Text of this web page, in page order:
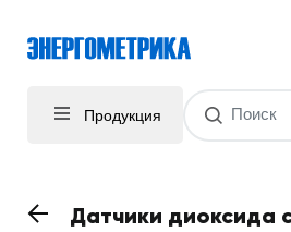
Продукция
Датчики диоксида